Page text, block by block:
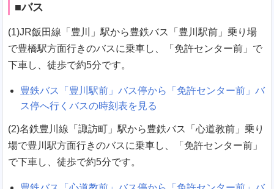
■バス
(1)JR飯田線「豊川」駅から豊鉄バス「豊川駅前」乗り場
で豊橋駅方面行きのバスに乗車し、「免許センター前」で
下車し、徒歩で約5分です。
豊鉄バス「豊川駅前」バス停から「免許センター前」バ
ス停へ行くバスの時刻表を見る
(2)名鉄豊川線「諏訪町」駅から豊鉄バス「心道教前」乗り
場で豊川駅方面行きのバスに乗車し、「免許センター前」
で下車し、徒歩で約5分です。